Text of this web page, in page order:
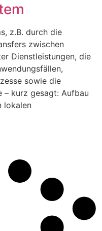
z.B. durch die
zwischen
Dienstleistungen, die
sowie die
– kurz gesagt: Aufbau
lokalen